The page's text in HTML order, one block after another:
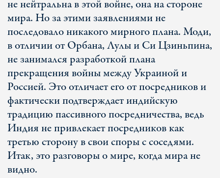
не нейтральна в этой войне, она на стороне
мира. Но за этими заявлениями не
последовало никакого мирного плана. Моди,
в отличии от Орбана, Лулы и Си Цзиньпина,
не занимался разработкой плана
прекращения войны между Украиной и
Россией. Это отличает его от посредников и
фактически подтверждает индийскую
традицию пассивного посредничества, ведь
Индия не привлекает посредников как
третью сторону в свои споры с соседями.
Итак, это разговоры о мире, когда мира не
видно.